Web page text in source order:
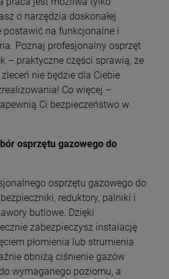
o narzędzia doskonałej
postawić na funkcjonalne i
Poznaj profesjonalny osprzęt
– praktyczne części sprawią, że
nie będzie dla Ciebie
Co więcej –
Ci bezpieczeństwo w
osprzętu gazowego do
osprzętu gazowego do
reduktory, palniki i
butlowe. Dzięki
zabezpieczysz instalację
płomienia lub strumienia
obniżą ciśnienie gazów
wymaganego poziomu, a